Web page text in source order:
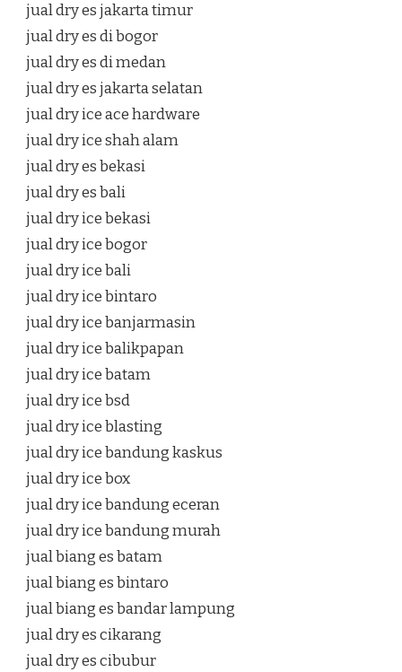
jual dry es jakarta timur
jual dry es di bogor
jual dry es di medan
jual dry es jakarta selatan
jual dry ice ace hardware
jual dry ice shah alam
jual dry es bekasi
jual dry es bali
jual dry ice bekasi
jual dry ice bogor
jual dry ice bali
jual dry ice bintaro
jual dry ice banjarmasin
jual dry ice balikpapan
jual dry ice batam
jual dry ice bsd
jual dry ice blasting
jual dry ice bandung kaskus
jual dry ice box
jual dry ice bandung eceran
jual dry ice bandung murah
jual biang es batam
jual biang es bintaro
jual biang es bandar lampung
jual dry es cikarang
jual dry es cibubur